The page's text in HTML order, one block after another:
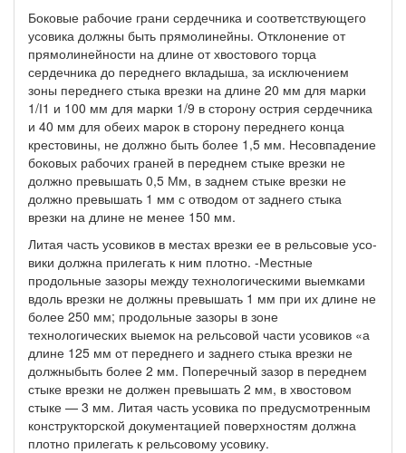
Боковые рабочие грани сердечника и соответствующего
усо­вика должны быть прямолинейны. Отклонение от
прямолинейно­сти на длине от хвостового торца
сердечника до переднего вкла­дыша, за исключением
зоны переднего стыка врезки на длине 20 мм для марки
1/І1 и 100 мм для марки 1/9 в сторону острия сердечника
и 40 мм для обеих марок в сторону переднего конца
крестовины, не должно быть более 1,5 мм. Несовпадение
боковых рабочих граней в переднем стыке врезки не
должно превышать 0,5 Мм, в заднем стыке врезки не
должно превышать 1 мм с от­водом от заднего стыка
врезки на длине не менее 150 мм.
Литая часть усовиков в местах врезки ее в рельсовые усо-
вики должна прилегать к ним плотно. -Местные
продольные зазо­ры между технологическими выемками
вдоль врезки не должны превышать 1 мм при их длине не
более 250 мм; продольные зазо­ры в зоне
технологических выемок на рельсовой части усовиков «а
длине 125 мм от переднего и заднего стыка врезки не
должныбыть более 2 мм. Поперечный зазор в переднем
стыке врезки не должен превышать 2 мм, в хвостовом
стыке — 3 мм. Литая часть усовика по предусмотренным
конструкторской документацией по­верхностям должна
плотно прилегать к рельсовому усовику.